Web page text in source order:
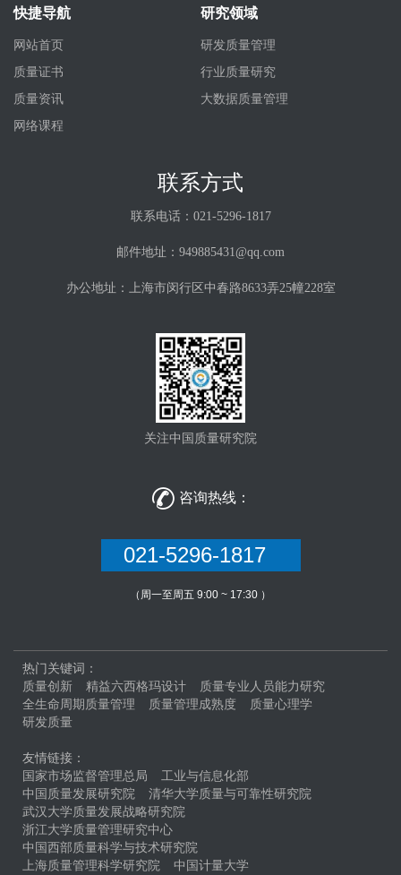
快捷导航
网站首页
质量证书
质量资讯
网络课程
研究领域
研发质量管理
行业质量研究
大数据质量管理
联系方式
联系电话：021-5296-1817
邮件地址：949885431@qq.com
办公地址：上海市闵行区中春路8633弄25幢228室
关注中国质量研究院
 咨询热线：
021-5296-1817
（周一至周五 9:00 ~ 17:30 ）
热门关键词：
质量创新
精益六西格玛设计
质量专业人员能力研究
全生命周期质量管理
质量管理成熟度
质量心理学
研发质量
友情链接：
国家市场监督管理总局
工业与信息化部
中国质量发展研究院
清华大学质量与可靠性研究院
武汉大学质量发展战略研究院
浙江大学质量管理研究中心
中国西部质量科学与技术研究院
上海质量管理科学研究院
中国计量大学